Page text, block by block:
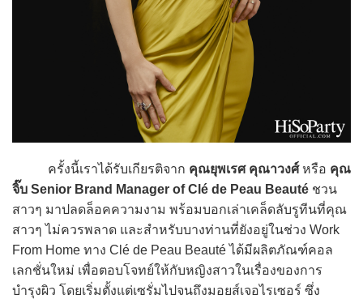
ครั้งนี้เราได้รับเกียรติจาก คุณยุพเรศ คุณาวงศ์หรือ คุณ
จิ๊บ Senior Brand Manager of Clé de Peau Beauté ชวน
สาวๆ มาปลดล็อคความงาม พร้อมบอกเล่าเคล็ดลับรูทีนที่คุณ
สาวๆ ไม่ควรพลาด และสำหรับบางท่านที่ยังอยู่ในช่วง Work
From Home ทาง Clé de Peau Beauté ได้มีผลิตภัณฑ์คอล
เลกชั่นใหม่ เพื่อตอบโจทย์ให้กับหญิงสาวในเรื่องของการ
บำรุงผิว โดยเริ่มตั้งแต่เซรั่มไปจนถึงมอยส์เจอไรเซอร์ ซึ่ง